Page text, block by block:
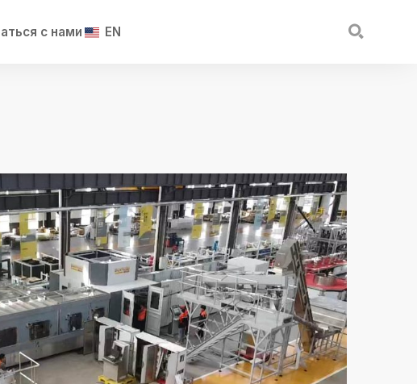
с нами EN 